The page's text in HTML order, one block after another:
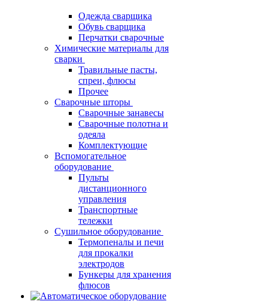
Одежда сварщика
Обувь сварщика
Перчатки сварочные
Химические материалы для
сварки
Травильные пасты,
спреи, флюсы
Прочее
Сварочные шторы
Сварочные занавесы
Сварочные полотна и
одеяла
Комплектующие
Вспомогательное
оборудование
Пульты
дистанционного
управления
Транспортные
тележки
Сушильное оборудование
Термопеналы и печи
для прокалки
электродов
Бункеры для хранения
флюсов